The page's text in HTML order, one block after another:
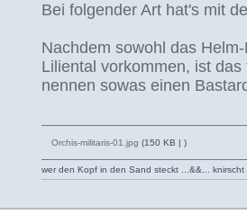
Bei folgender Art hat's mit
Nachdem sowohl das
Liliental vorkommen, ist
nennen sowas einen
Orchis-militaris-01.jpg (150 KB | )
wer den Kopf in den Sand steckt ...&&...